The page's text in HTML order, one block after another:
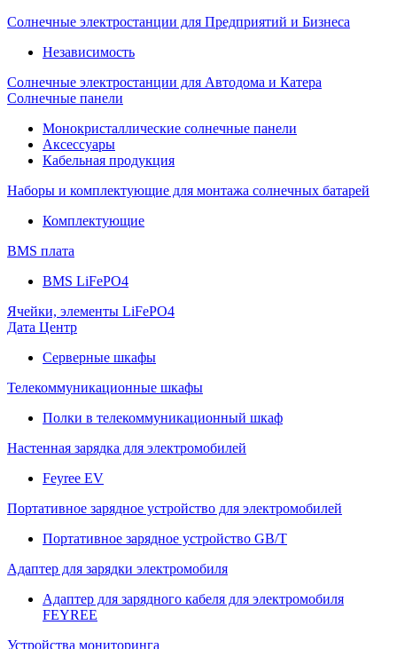
Солнечные электростанции для Предприятий и Бизнеса
Независимость
Солнечные электростанции для Автодома и Катера
Солнечные панели
Монокристаллические солнечные панели
Аксессуары
Кабельная продукция
Наборы и комплектующие для монтажа солнечных батарей
Комплектующие
BMS плата
BMS LiFePO4
Ячейки, элементы LiFePO4
Дата Центр
Серверные шкафы
Телекоммуникационные шкафы
Полки в телекоммуникационный шкаф
Настенная зарядка для электромобилей
Feyree EV
Портативное зарядное устройство для электромобилей
Портативное зарядное устройство GB/T
Адаптер для зарядки электромобиля
Адаптер для зарядного кабеля для электромобиля
FEYREE
Устройства мониторинга